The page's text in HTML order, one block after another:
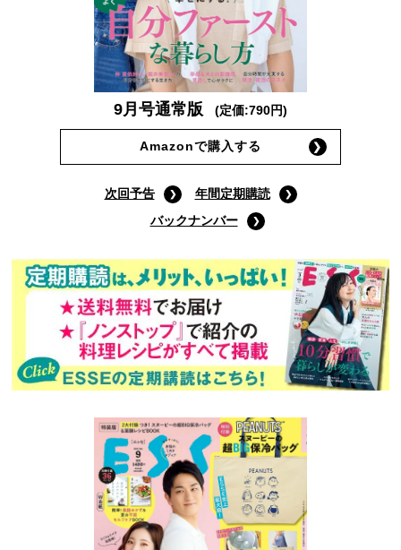
9月号通常版 (定価:790円)
Amazonで購入する
次回予告
年間定期購読
バックナンバー